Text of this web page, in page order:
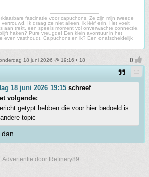
fascinatie voor capuchons. Ze zijn mijn tweede
Ik draag ze niet alleen, ik lééf erin. Het voelt
aan trekt, een speels moment vol onverwachte connectie.
haken? Pure vreugde! Een klein avontuur in het
even vasthoudt. Capuchons en ik? Een onafscheidelijk
18 juni 2026 @ 19:16 • 18
18 juni 2026 19:15 schreef
volgende:
getypt hebben die voor hier bedoeld is
topic
Advertentie door Refinery89